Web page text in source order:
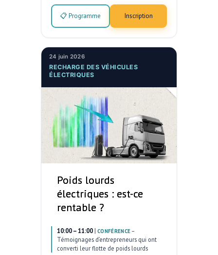
📋 Programme Inscription
24 juin 2026
RECHARGE DES VÉHICULES
ÉLECTRIQUES
Poids lourds
électriques : est-ce
rentable ?
10:00 – 11:00 | CONFÉRENCE –
Témoignages d’entrepreneurs qui ont
converti leur flotte de poids lourds